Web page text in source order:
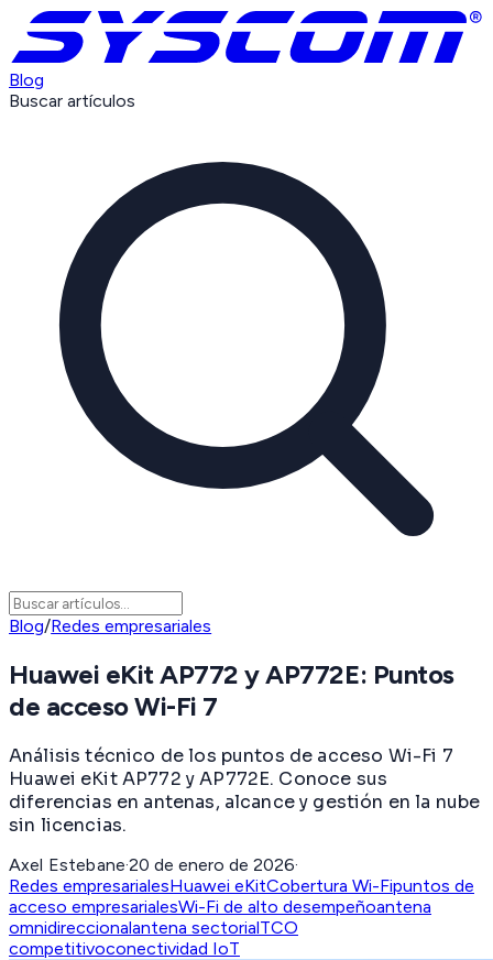
Blog
Buscar artículos
Blog/Redes empresariales
Huawei eKit AP772 y AP772E: Puntos
de acceso Wi-Fi 7
Análisis técnico de los puntos de acceso Wi-Fi 7
Huawei eKit AP772 y AP772E. Conoce sus
diferencias en antenas, alcance y gestión en la nube
sin licencias.
Axel Estebane·20 de enero de 2026·
Redes empresarialesHuawei eKitCobertura Wi-Fipuntos de
acceso empresarialesWi-Fi de alto desempeñoantena
omnidireccionalantena sectorialTCO
competitivoconectividad IoT